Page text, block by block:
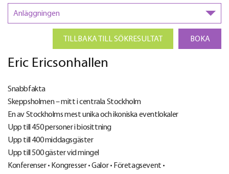
Anläggningen
BOKA
TILLBAKA TILL SÖKRESULTAT
Eric Ericsonhallen
Snabbfakta
Skeppsholmen – mitt i centrala Stockholm
En av Stockholms mest unika och ikoniska eventlokaler
Upp till 450 personer i biosittning
Upp till 400 middagsgäster
Upp till 500 gäster vid mingel
Konferenser • Kongresser • Galor • Företagsevent •